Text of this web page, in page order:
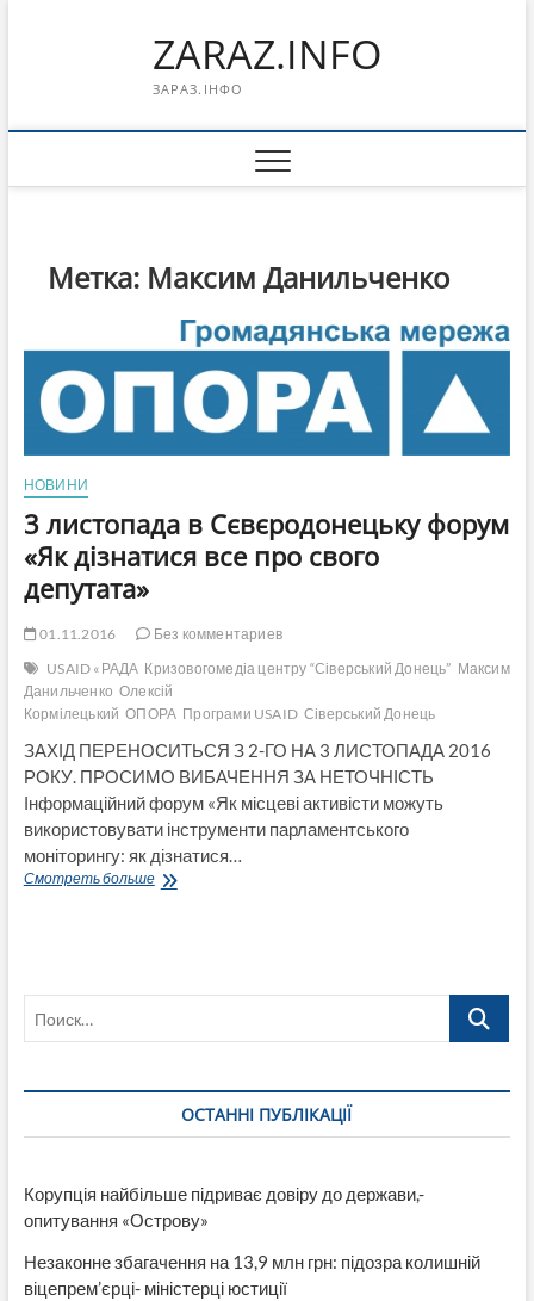
ZARAZ.INFO
ЗАРАЗ.ІНФО
Метка: Максим Данильченко
НОВИНИ
3 листопада в Сєвєродонецьку форум
«Як дізнатися все про свого
депутата»
01.11.2016
Без комментариев
USAID «РАДА Кризовогомедіа центру “Сіверський Донець” Максим
Данильченко Олексій
Кормілецький ОПОРА Програми USAID Сіверський Донець
ЗАХІД ПЕРЕНОСИТЬСЯ З 2-ГО НА 3 ЛИСТОПАДА 2016
РОКУ. ПРОСИМО ВИБАЧЕННЯ ЗА НЕТОЧНІСТЬ
Інформаційний форум «Як місцеві активісти можуть
використовувати інструменти парламентського
моніторингу: як дізнатися…
Смотреть больше3
депутата»
Поиск…
ОСТАННІ ПУБЛІКАЦІЇ
Корупція найбільше підриває довіру до держави,-
опитування «Острову»
Незаконне збагачення на 13,9 млн грн: підозра колишній
віцепрем’єрці- міністерці юстиції